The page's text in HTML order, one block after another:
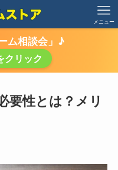
メニュー
ム相談会」♪
クリック
要性とは？メリ